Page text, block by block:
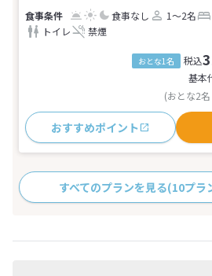
食事なし 1～2名
トイレ
禁煙
おとな1名 税込
基本
(おとな2
おすすめポイント
すべてのプランを見る(10プラ